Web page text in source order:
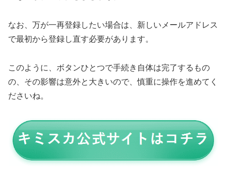
なお、万が一再登録したい場合は、新しいメールアドレス
で最初から登録し直す必要があります。
このように、ボタンひとつで手続き自体は完了するもの
の、その影響は意外と大きいので、慎重に操作を進めてく
ださいね。